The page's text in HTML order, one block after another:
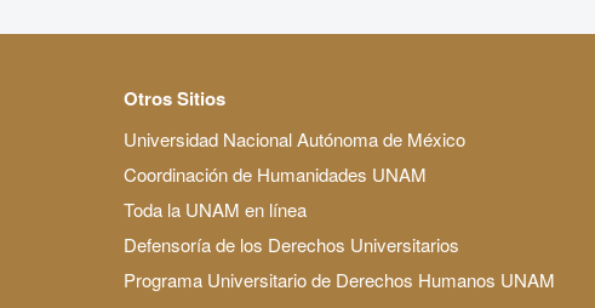
Otros Sitios
Universidad Nacional Autónoma de México
Coordinación de Humanidades UNAM
Toda la UNAM en línea
Defensoría de los Derechos Universitarios
Programa Universitario de Derechos Humanos UNAM